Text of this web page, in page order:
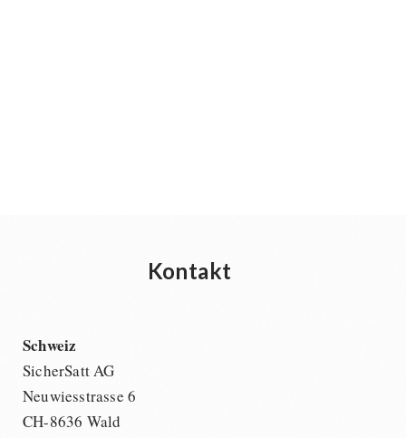
Kontakt
Schweiz
SicherSatt AG
Neuwiesstrasse 6
CH-8636 Wald